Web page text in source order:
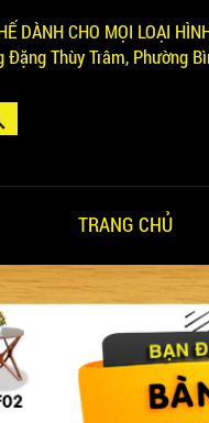
DÀNH CHO MỌI LOẠI
Thùy Trâm, Phường
TRANG CHỦ